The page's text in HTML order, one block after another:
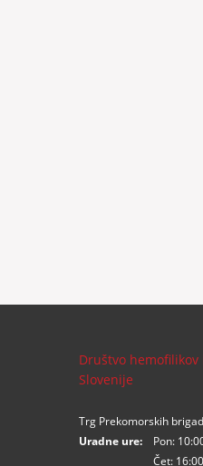
Društvo
Slovenije
Trg Prekomorskih
Uradne ure:
Pon:
Čet: